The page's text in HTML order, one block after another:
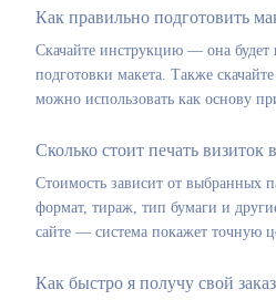
Как правильно подготовить
Скачайте инструкцию — она будет
подготовки макета. Также
можно использовать как основу
Сколько стоит печать
Стоимость зависит от выбранных
формат, тираж, тип бумаги и
сайте — система покажет точную
Как быстро я получу свой